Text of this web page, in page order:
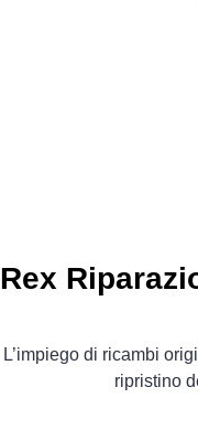
Rex
L’impiego di ricambi
ripristino